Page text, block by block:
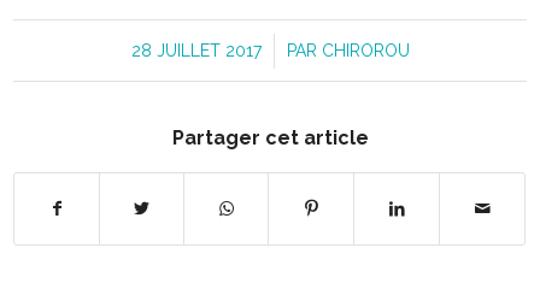
28 JUILLET 2017
/ PAR CHIROROU
Partager cet article